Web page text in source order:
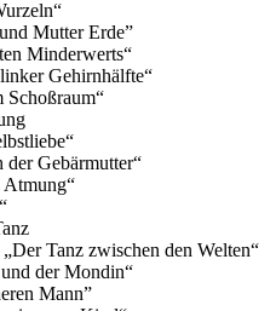
Mutter Erde”
Minderwerts“
Gehirnhälfte“
Schoßraum“
Gebärmutter“
Atmung“
Tanz zwischen den Welten“
der Mondin“
Mann”